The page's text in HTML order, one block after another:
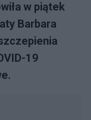
w piątek
Barbara
19